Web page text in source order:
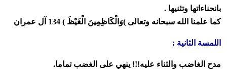
بانحناءاتها وتثنيها .
كما علمنا الله سبحانه وتعالى )وَالْكَاظِمِينَ الْغَيْظَ ) 134 آل عمران
اللمسة الثانية :
مدح الغاضب والثناء عليه!!! ينهي على الغضب تماما.